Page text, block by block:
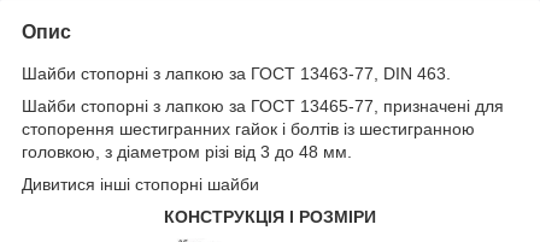
Опис
Шайби стопорні з лапкою за ГОСТ 13463-77, DIN 463.
Шайби стопорні з лапкою за ГОСТ 13465-77, призначені для
стопорення шестигранних гайок і болтів із шестигранною
головкою, з діаметром різі від 3 до 48 мм.
Дивитися інші стопорні шайби
КОНСТРУКЦІЯ І РОЗМІРИ